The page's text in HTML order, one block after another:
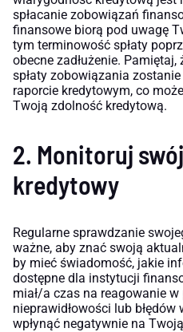
spłacanie zobowiązań
finansowe biorą pod uwagę
tym terminowość spłaty
obecne zadłużenie.
spłaty zobowiązania
raporcie kredytowym, co
Twoją zdolność kredytową.
2. Monitoruj
kredytowy
Regularne sprawdzanie
ważne, aby znać swoją
by mieć świadomość, jakie
dostępne dla instytucji
miał/a czas na reagowanie
nieprawidłowości lub błędów
wpłynąć negatywnie na